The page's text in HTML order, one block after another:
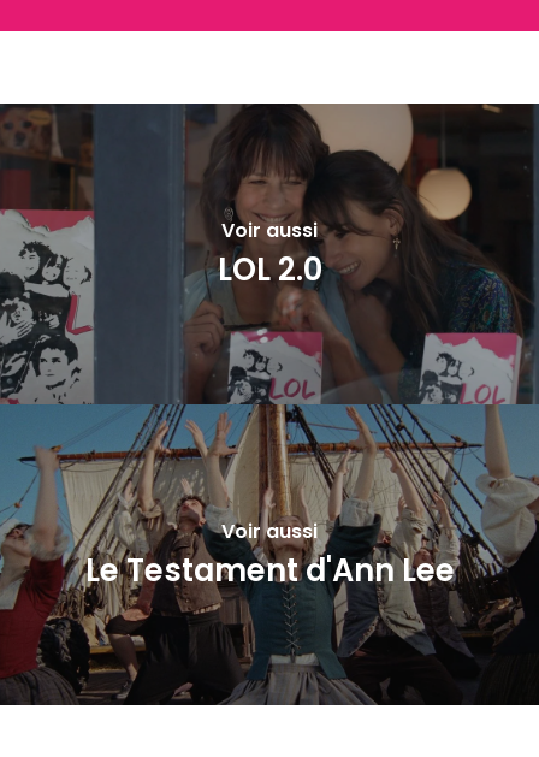
Voir aussi
LOL 2.0
Voir aussi
Le Testament d'Ann Lee